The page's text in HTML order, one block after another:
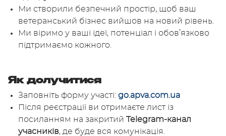
Ми створили безпечний простір, щоб ваш
ветеранський бізнес вийшов на новий рівень.
Ми віримо у ваші ідеї, потенціал і обов’язково
підтримаємо кожного.
Як долучитися
Заповніть форму участі: go.apva.com.ua
Після реєстрації ви отримаєте лист із
посиланням на закритий Telegram-канал
учасників, де буде вся комунікація.